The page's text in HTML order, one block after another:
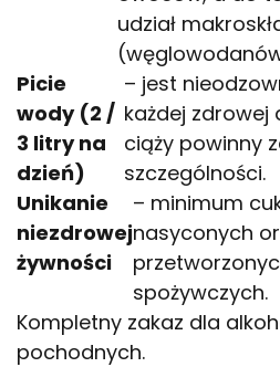
udział
Picie
wody (2 /
3 litry na
dzień)
– jest
każdej zdrowej
ciąży powinny
szczególności.
Unikanie
niezdrowej
żywności
– minimum
nasyconych
spożywczych.
Kompletny zakaz dla
pochodnych.